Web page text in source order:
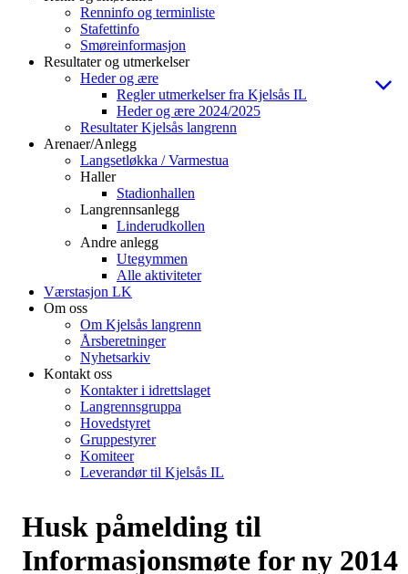
Renninfo og terminliste
Stafettinfo
Smøreinformasjon
Resultater og utmerkelser
Heder og ære
Regler utmerkelser fra Kjelsås IL
Heder og ære 2024/2025
Resultater Kjelsås langrenn
Arenaer/Anlegg
Langsetløkka / Varmestua
Haller
Stadionhallen
Langrennsanlegg
Linderudkollen
Andre anlegg
Utegymmen
Alle aktiviteter
Værstasjon LK
Om oss
Om Kjelsås langrenn
Årsberetninger
Nyhetsarkiv
Kontakt oss
Kontakter i idrettslaget
Langrennsgruppa
Hovedstyret
Gruppestyrer
Komiteer
Leverandør til Kjelsås IL
Husk påmelding til
Informasjonsmøte for ny 2014